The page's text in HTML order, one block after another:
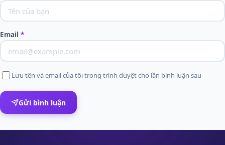
Email *
Lưu tên và email của tôi trong trình duyệt cho lần bình luận sau
Gửi bình luận